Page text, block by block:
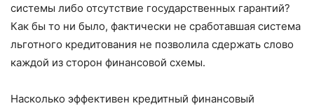
системы либо отсутствие государственных гарантий?
Как бы то ни было, фактически не сработавшая система
льготного кредитования не позволила сдержать слово
каждой из сторон финансовой схемы.
Насколько эффективен кредитный финансовый